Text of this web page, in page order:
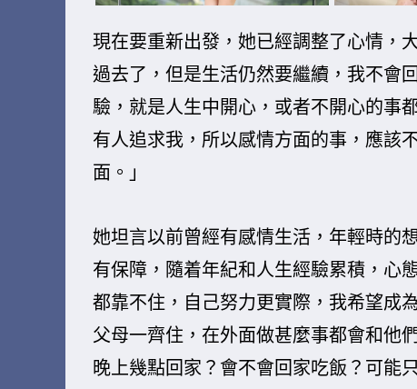
現在要重新出發，她已經調整了心情，
過去了，但是生活仍然要繼續，我不會
驗，就是人生中開心，或者不開心的事
有人追求我，所以感情方面的事，應該
面。」
她坦言以前曾經有感情生活，年輕時的
有保障，隨着年紀和人生經驗累積，心
都靠不住，自己努力更實際，我希望成
父母一齊住，在外面做甚麼事都會和他
晚上幾點回家？會不會回家吃飯？可能